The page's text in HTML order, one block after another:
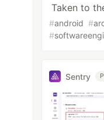
Taken to
#android #
#
Sentry